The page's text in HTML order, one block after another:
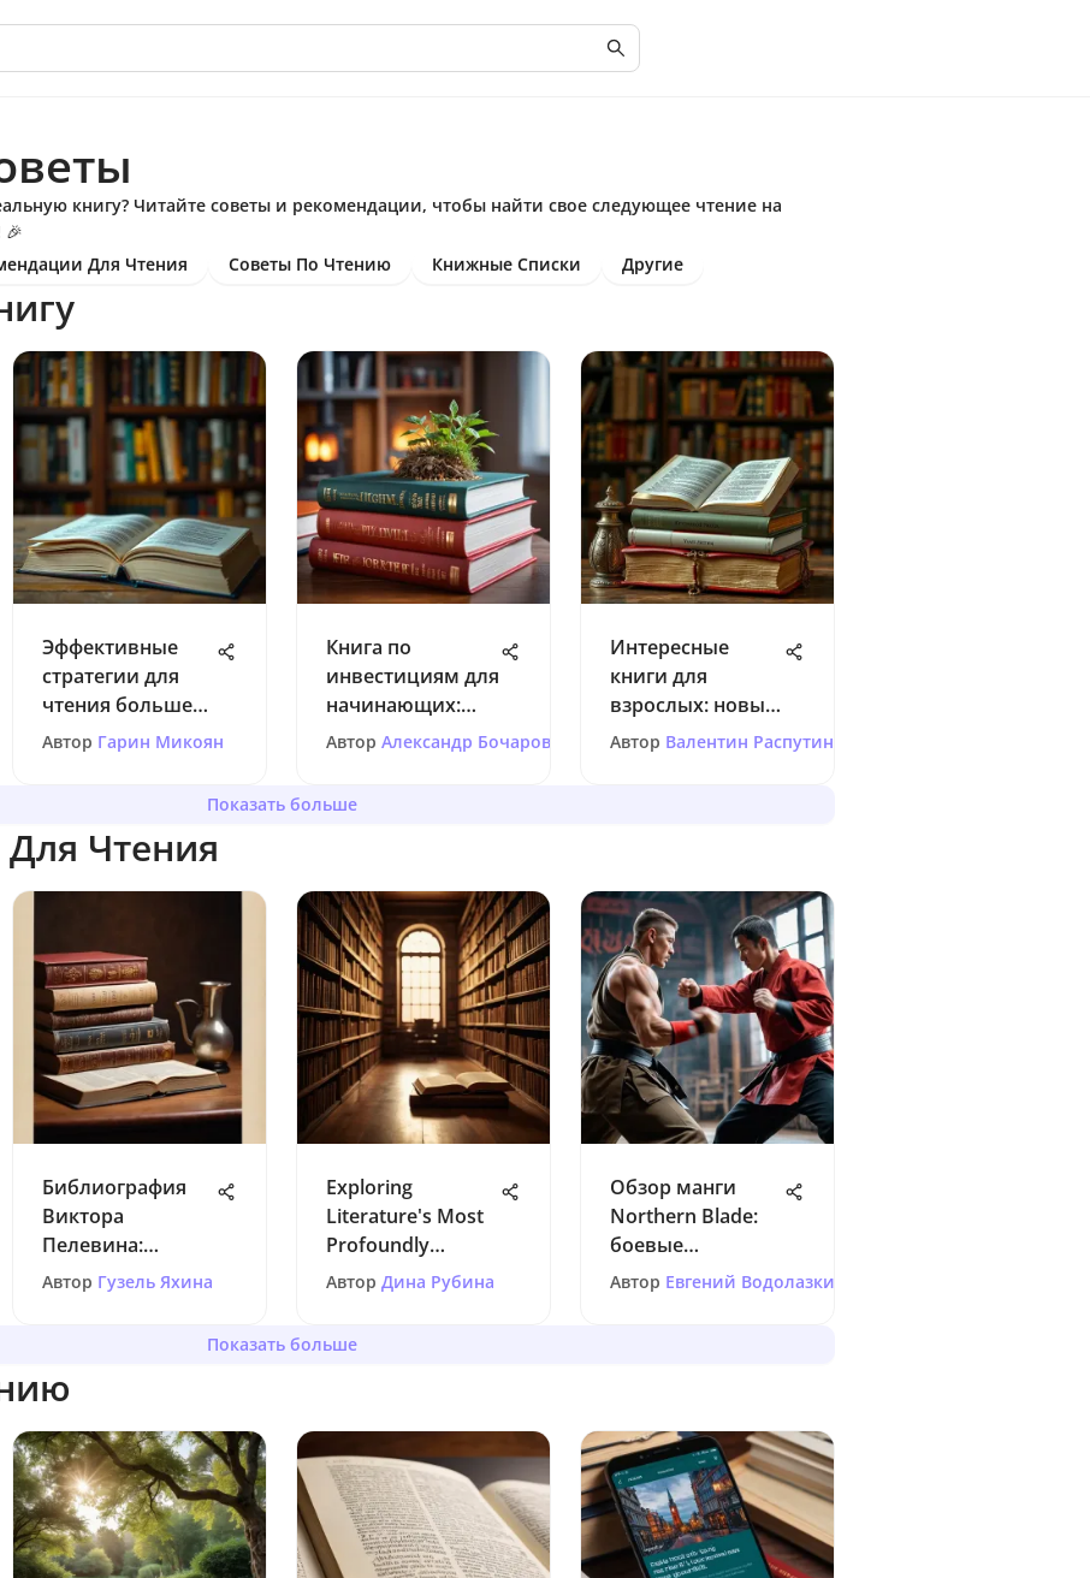
книгу? Читайте советы и рекомендации, чтобы найти свое следующее чтение на
Для Чтения Советы По Чтению Книжные Списки Другие
Эффективные
стратегии для
чтения большего
числа книг
Автор Гарин Микоян
Книга по
инвестициям для
начинающих:
Погружение в
Автор Александр Бочаров
Интересные
книги для
взрослых: новые
горизонты
Автор Валентин Распутин
Показать больше
Чтения
Библиография
Виктора
Пелевина:
хронология и
Автор Гузель Яхина
Exploring
Literature's Most
Profoundly
Somber Works
Автор Дина Рубина
Обзор манги
Northern Blade:
боевые
искусства на
Автор Евгений Водолазкин
Показать больше